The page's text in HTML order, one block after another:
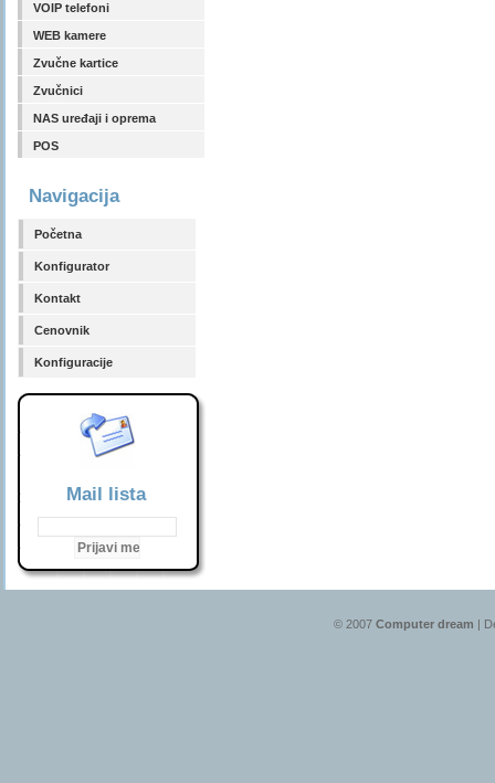
VOIP telefoni
WEB kamere
Zvučne kartice
Zvučnici
NAS uređaji i oprema
POS
Navigacija
Početna
Konfigurator
Kontakt
Cenovnik
Konfiguracije
Mail lista
© 2007 Computer dream |